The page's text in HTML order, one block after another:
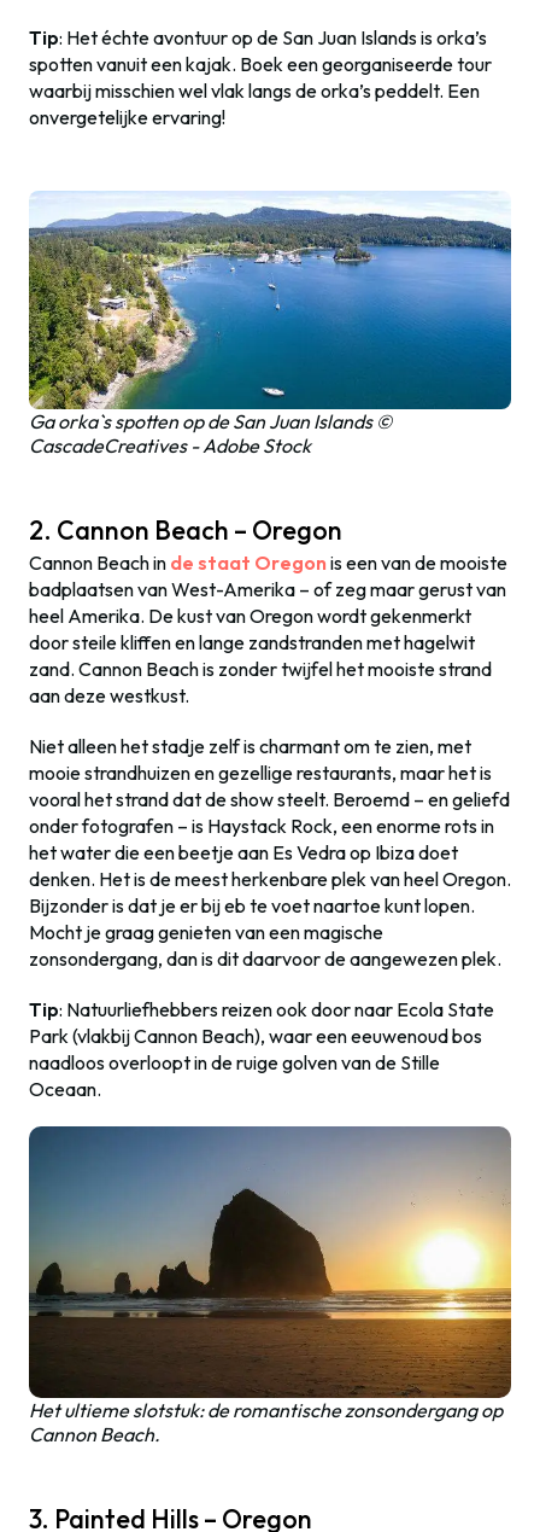
Tip: Het échte avontuur op de San Juan Islands is orka’s
spotten vanuit een kajak. Boek een georganiseerde tour
waarbij misschien wel vlak langs de orka’s peddelt. Een
onvergetelijke ervaring!
Ga orka`s spotten op de San Juan Islands ©
CascadeCreatives - Adobe Stock
2. Cannon Beach – Oregon
Cannon Beach in de staat Oregon is een van de mooiste
badplaatsen van West-Amerika – of zeg maar gerust van
heel Amerika. De kust van Oregon wordt gekenmerkt
door steile kliffen en lange zandstranden met hagelwit
zand. Cannon Beach is zonder twijfel het mooiste strand
aan deze westkust.
Niet alleen het stadje zelf is charmant om te zien, met
mooie strandhuizen en gezellige restaurants, maar het is
vooral het strand dat de show steelt. Beroemd – en geliefd
onder fotografen – is Haystack Rock, een enorme rots in
het water die een beetje aan Es Vedra op Ibiza doet
denken. Het is de meest herkenbare plek van heel Oregon.
Bijzonder is dat je er bij eb te voet naartoe kunt lopen.
Mocht je graag genieten van een magische
zonsondergang, dan is dit daarvoor de aangewezen plek.
Tip: Natuurliefhebbers reizen ook door naar Ecola State
Park (vlakbij Cannon Beach), waar een eeuwenoud bos
naadloos overloopt in de ruige golven van de Stille
Oceaan.
Het ultieme slotstuk: de romantische zonsondergang op
Cannon Beach.
3. Painted Hills – Oregon